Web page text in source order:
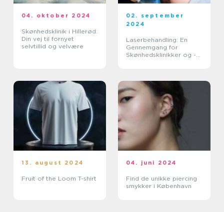
04. oktober 2024
Skønhedsklinik i Hillerød:
Din vej til fornyet
selvtillid og velvære
02. september
2024
Laserbehandling: En
Gennemgang for
Skønhedsklinikker og -
13. august 2024
Fruit of the Loom T-shirt
04. juni 2024
Find de unikke piercing
smykker i København